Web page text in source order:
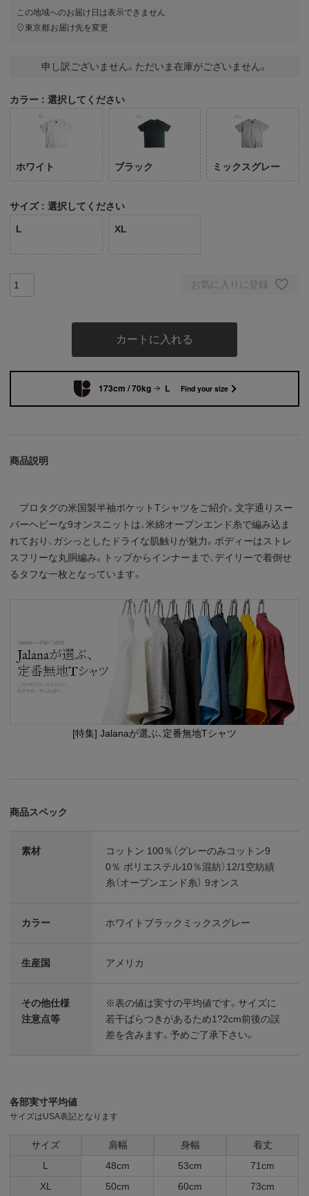
この地域へのお届け日は表示できません
東京都お届け先を変更
申し訳ございません。ただいま在庫がございません。
カラー 選択してください
ホワイト ブラック ミックスグレー
サイズ 選択してください
L XL
お気に入りに登録
カートに入れる
173cm / 70kg L Find your size
商品説明
プロタグの米国製半袖ポケットTシャツをご紹介。文字通りスー
パーヘビーな9オンスニットは、米綿オープンエンド糸で編み込ま
れており、ガシっとしたドライな肌触りが魅力。ボディーはストレ
スフリーな丸胴編み。トップからインナーまで、デイリーで着倒せ
るタフな一枚となっています。
[特集] Jalanaが選ぶ、定番無地Tシャツ
商品スペック
素材
コットン 100％（グレーのみコットン9
0％ ポリエステル10％混紡）12/1空紡績
糸（オープンエンド糸） 9オンス
カラー ホワイトブラックミックスグレー
生産国 アメリカ
その他仕様
注意点等
※表の値は実寸の平均値です。サイズに
若干ばらつきがあるため1?2cm前後の誤
差を含みます。予めご了承下さい。
各部実寸平均値
サイズはUSA表記となります
サイズ 肩幅 身幅
着丈
L
48cm 53cm
71cm
XL
50cm 60cm 73cm